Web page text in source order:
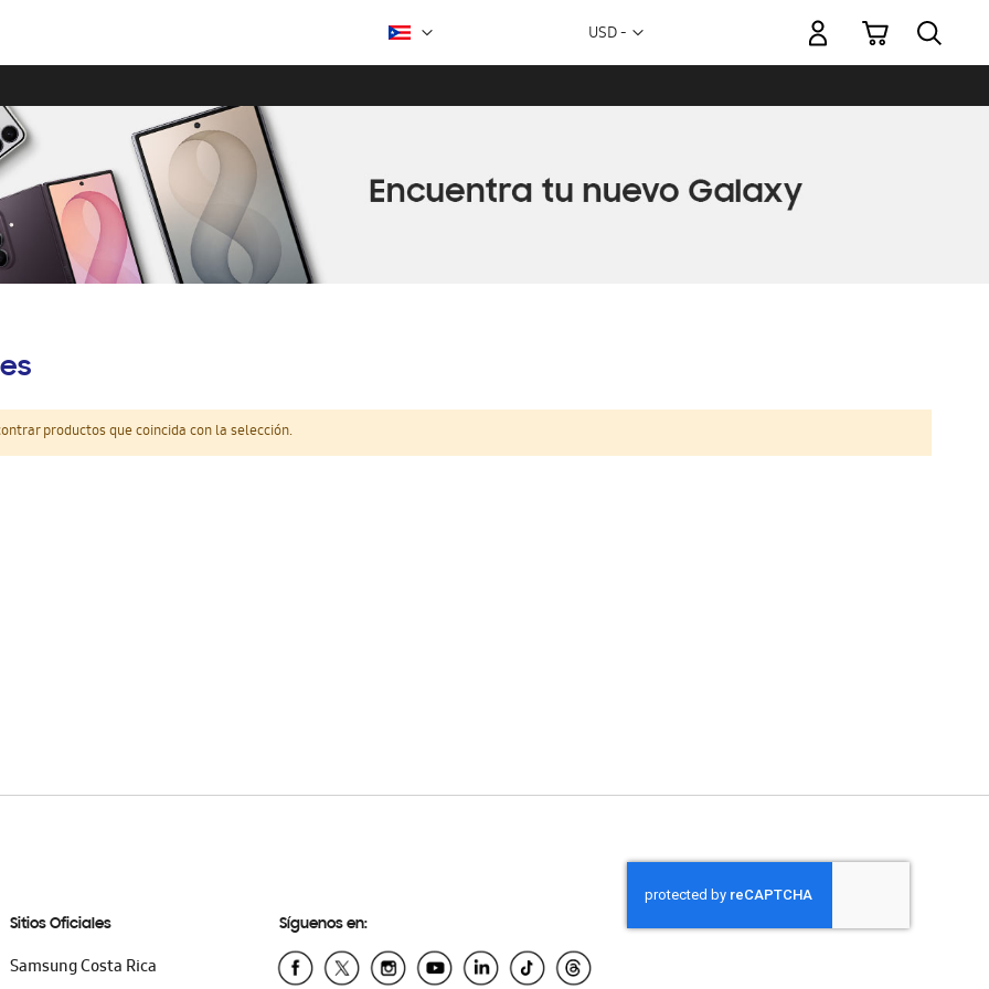
Moneda
USD -
Mi carrito
productos que coincida con la selección.
Sitios Oficiales
Samsung Costa Rica
Síguenos en: